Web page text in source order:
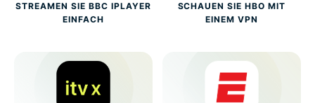
STREAMEN SIE BBC IPLAYER
EINFACH
SCHAUEN SIE HBO MIT
EINEM VPN